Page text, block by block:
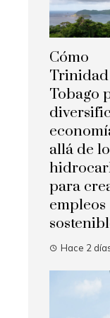
Cómo
Tobago
allá de
para
empleos
Hace 2